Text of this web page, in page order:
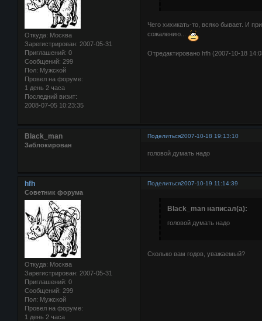
Откуда: Москва
Зарегистрирован: 2007-05-31
Приглашений: 0
Сообщений: 299
Пол: Мужской
Провел на форуме:
1 день 2 часа
Последний визит:
2008-07-05 10:23:35
Чего хихикать-то, всяко бывает. И
сожалению...
Отредактировано hfh (2007-10-18
Поделиться2007-10-18 19:13:10
Black_man
Заблокирован
головой думать надо
Поделиться2007-10-19 11:14:39
hfh
Советник форума
Откуда: Москва
Зарегистрирован: 2007-05-31
Приглашений: 0
Сообщений: 299
Пол: Мужской
Провел на форуме:
1 день 2 часа
Black_man написал(а):
головой думать надо
Сколько вам годов, уважаемый?